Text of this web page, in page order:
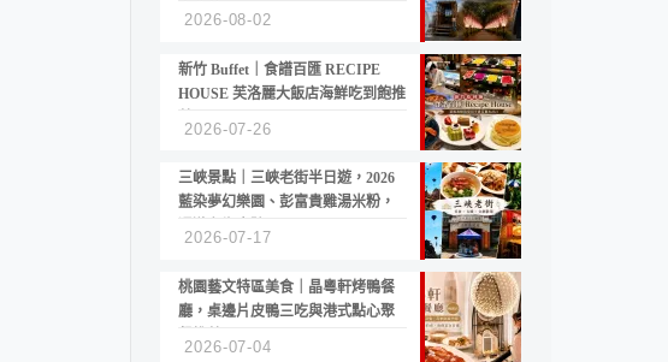
2026-08-02
新竹 Buffet｜食譜百匯 RECIPE
HOUSE 芙洛麗大飯店海鮮吃到飽推
2026-07-26
三峽景點｜三峽老街半日遊，2026
藍染夢幻樂園、彭富貴雞湯米粉，
2026-07-17
桃園藝文特區美食｜晶粵軒烤鴨餐
廳，桌邊片皮鴨三吃與港式點心聚
2026-07-04